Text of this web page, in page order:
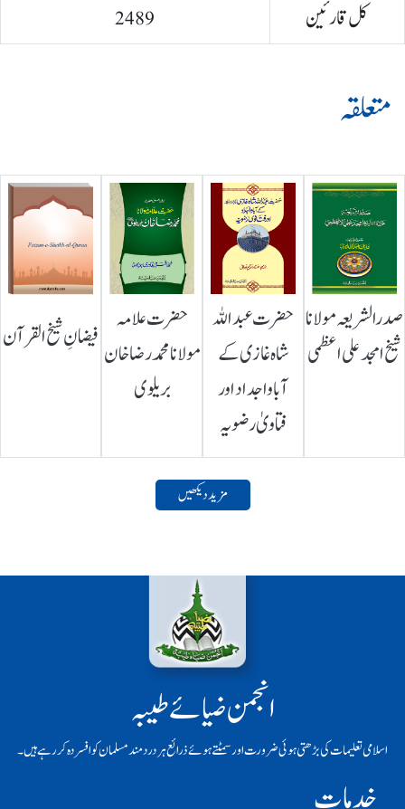
2489
کل قارئین
متعلقہ
صدرالشریعہ مولانا
شیخ امجد علی اعظمی
حضرت عبداللہ
شاہ غازی کے
آباواجداد اور
فتاویٰ رضویہ
حضرت علامہ
مولانا محمد رضا خان
بریلوی
فیضانِ شیخ القرآن
مزید دیکھیں
انجمن ضیائے طیبہ
اسلامی تعلیمات کی بڑھتی ہوئی ضرورت اور سمٹتے ہوئے ذرائع ہر دردمند مسلمان کو افسردہ کر رہے ہیں۔